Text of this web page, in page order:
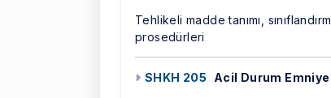
Tehlikeli madde tanımı,
prosedürleri
SHKH 205 Acil Durum